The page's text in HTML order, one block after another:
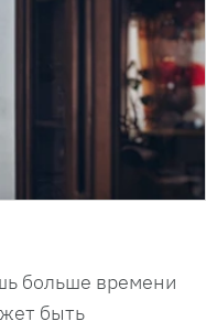
больше времени
быть